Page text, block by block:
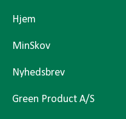
Hjem
MinSkov
Nyhedsbrev
Green Product A/S